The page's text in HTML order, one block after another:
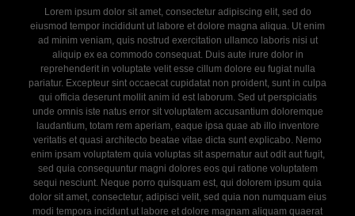
Lorem ipsum dolor sit amet, consectetur adipiscing elit, sed do
eiusmod tempor incididunt ut labore et dolore magna aliqua. Ut enim
ad minim veniam, quis nostrud exercitation ullamco laboris nisi ut
aliquip ex ea commodo consequat. Duis aute irure dolor in
reprehenderit in voluptate velit esse cillum dolore eu fugiat nulla
pariatur. Excepteur sint occaecat cupidatat non proident, sunt in culpa
qui officia deserunt mollit anim id est laborum. Sed ut perspiciatis
unde omnis iste natus error sit voluptatem accusantium doloremque
laudantium, totam rem aperiam, eaque ipsa quae ab illo inventore
veritatis et quasi architecto beatae vitae dicta sunt explicabo. Nemo
enim ipsam voluptatem quia voluptas sit aspernatur aut odit aut fugit,
sed quia consequuntur magni dolores eos qui ratione voluptatem
sequi nesciunt. Neque porro quisquam est, qui dolorem ipsum quia
dolor sit amet, consectetur, adipisci velit, sed quia non numquam eius
modi tempora incidunt ut labore et dolore magnam aliquam quaerat